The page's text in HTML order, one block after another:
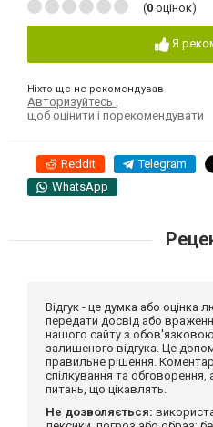
(0 оцінок)
Я
Ніхто ще не рекомендував
Авторизуйтесь
щоб оцінити і порекомендувати
Reddit Telegram
WhatsApp
Відгук - це думка або оцінка
передати досвід або
нашого сайту з
залишеного відгука. Це
правильне рішення.
спілкування та
питань, що цікавлять.
Не дозволяється: